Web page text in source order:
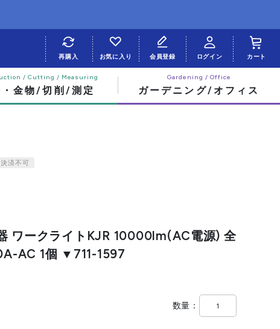
・金物/切削/測定 ガーデニング/オフィス
再購入 お気に入り 会員登録 ログイン カート
済不可
ワークライトKJR 10000lm(AC電源) 全
AC 1個 ▼711-1597
数量